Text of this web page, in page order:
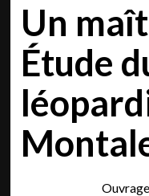
Un
Étude